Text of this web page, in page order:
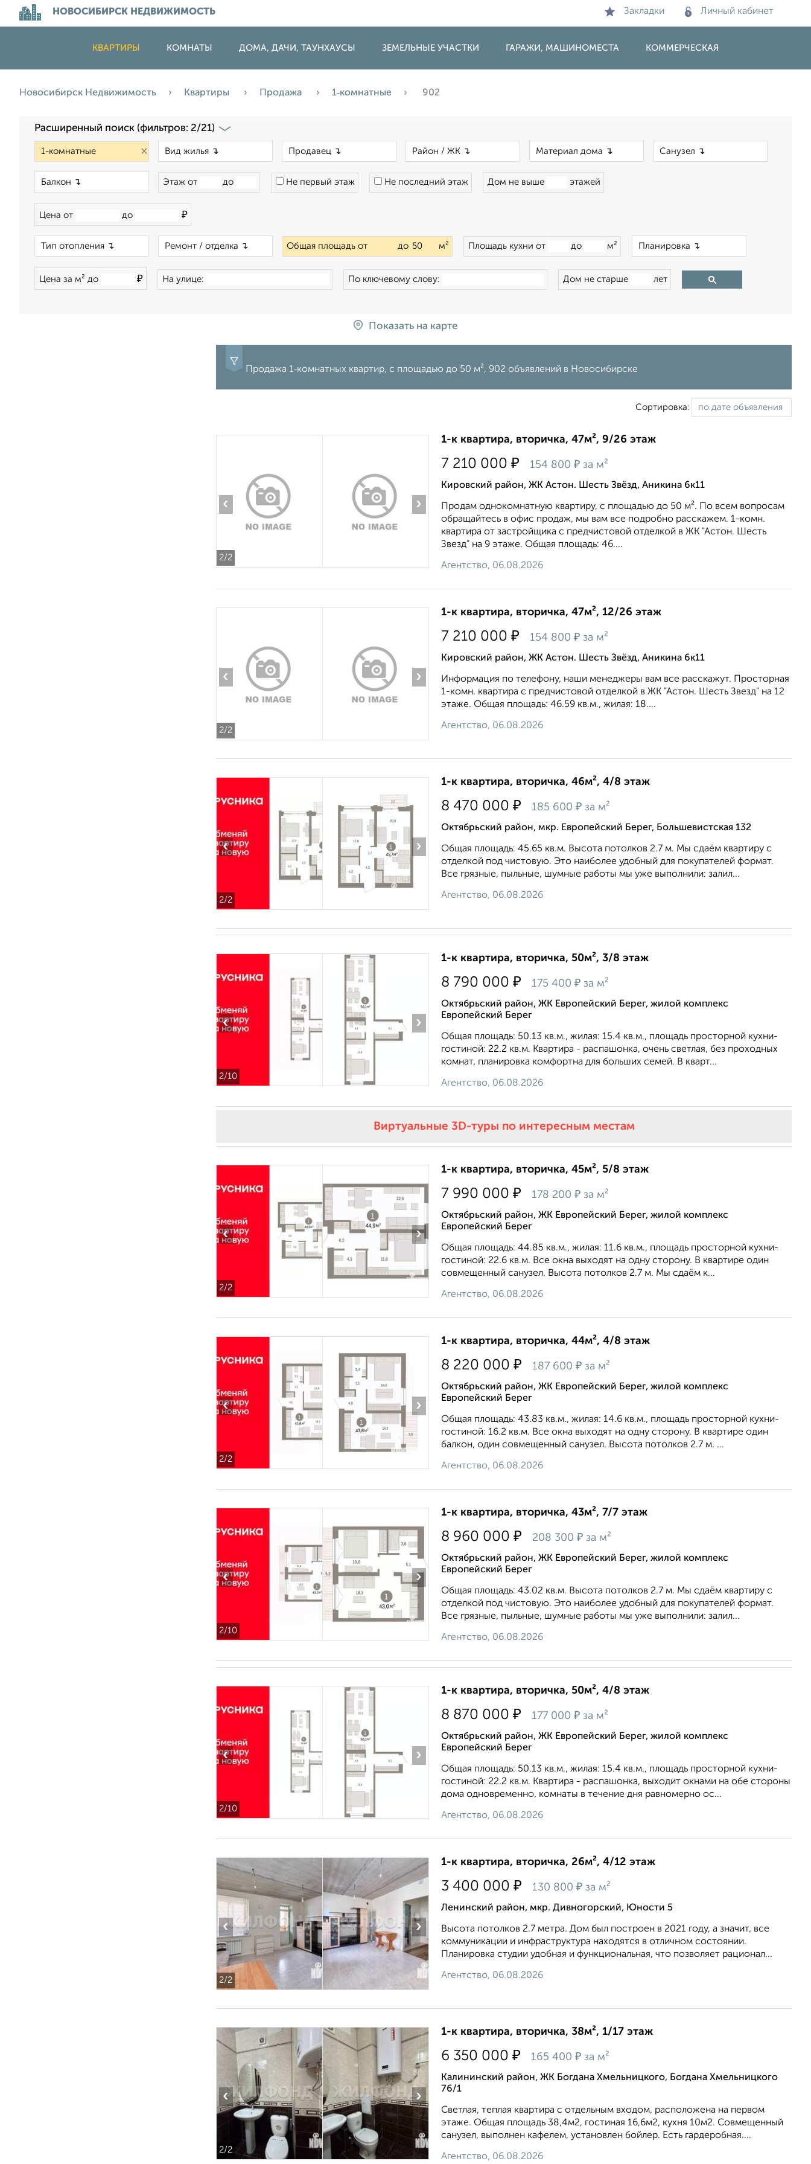
НОВОСИБИРСК НЕДВИЖИМОСТЬ Закладки Личный кабинет
КВАРТИРЫ КОМНАТЫ ДОМА, ДАЧИ, ТАУНХАУСЫ ЗЕМЕЛЬНЫЕ УЧАСТКИ ГАРАЖИ, МАШИНОМЕСТА КОММЕРЧЕСКАЯ
Новосибирск Недвижимость Квартиры Продажа 1‑комнатные 902
Расширенный поиск (фильтров: 2/21)
×
Этаж от до Не первый этаж Не последний этаж Дом не выше этажей
Цена от до ₽
Общая площадь от до м² Площадь кухни от до м²
Цена за м² до ₽ На улице: По ключевому слову: Дом не старше лет
Показать на карте
Продажа 1‑комнатных квартир, c площадью до 50 м², 902 объявлений в Новосибирске
Сортировка:
2/2
‹ ›
1-к квартира, вторичка, 47м², 9/26 этаж
7 210 000 ₽ 154 800 ₽ за м²
Кировский район, ЖК Астон. Шесть Звёзд, Аникина 6к11
Продам однокомнатную квартиру, c площадью до 50 м². По всем вопросам
обращайтесь в офис продаж, мы вам все подробно расскажем. 1-комн.
квартира от застройщика с предчистовой отделкой в ЖК "Астон. Шесть
Звезд" на 9 этаже. Общая площадь: 46....
Агентство, 06.08.2026
2/2
‹ ›
1-к квартира, вторичка, 47м², 12/26 этаж
7 210 000 ₽ 154 800 ₽ за м²
Кировский район, ЖК Астон. Шесть Звёзд, Аникина 6к11
Информация по телефону, наши менеджеры вам все расскажут. Просторная
1-комн. квартира с предчистовой отделкой в ЖК "Астон. Шесть Звезд" на 12
этаже. Общая площадь: 46.59 кв.м., жилая: 18....
Агентство, 06.08.2026
2/2
‹ ›
1-к квартира, вторичка, 46м², 4/8 этаж
8 470 000 ₽ 185 600 ₽ за м²
Октябрьский район, мкр. Европейский Берег, Большевистская 132
Общая площадь: 45.65 кв.м. Высота потолков 2.7 м. Мы сдаём квартиру с
отделкой под чистовую. Это наиболее удобный для покупателей формат.
Все грязные, пыльные, шумные работы мы уже выполнили: залил...
Агентство, 06.08.2026
2/10
‹ ›
1-к квартира, вторичка, 50м², 3/8 этаж
8 790 000 ₽ 175 400 ₽ за м²
Октябрьский район, ЖК Европейский Берег, жилой комплекс
Европейский Берег
Общая площадь: 50.13 кв.м., жилая: 15.4 кв.м., площадь просторной кухни-
гостиной: 22.2 кв.м. Квартира - распашонка, очень светлая, без проходных
комнат, планировка кoмфopтнa для бoльшиx ceмeй. В кварт...
Агентство, 06.08.2026
Виртуальные 3D-туры по интересным местам
2/2
‹ ›
1-к квартира, вторичка, 45м², 5/8 этаж
7 990 000 ₽ 178 200 ₽ за м²
Октябрьский район, ЖК Европейский Берег, жилой комплекс
Европейский Берег
Общая площадь: 44.85 кв.м., жилая: 11.6 кв.м., площадь просторной кухни-
гостиной: 22.6 кв.м. Все окна выходят на одну сторону. В квартире один
совмещенный санузел. Высота потолков 2.7 м. Мы сдаём к...
Агентство, 06.08.2026
2/2
‹ ›
1-к квартира, вторичка, 44м², 4/8 этаж
8 220 000 ₽ 187 600 ₽ за м²
Октябрьский район, ЖК Европейский Берег, жилой комплекс
Европейский Берег
Общая площадь: 43.83 кв.м., жилая: 14.6 кв.м., площадь просторной кухни-
гостиной: 16.2 кв.м. Все окна выходят на одну сторону. В квартире один
балкон, один совмещенный санузел. Высота потолков 2.7 м. ...
Агентство, 06.08.2026
2/10
‹ ›
1-к квартира, вторичка, 43м², 7/7 этаж
8 960 000 ₽ 208 300 ₽ за м²
Октябрьский район, ЖК Европейский Берег, жилой комплекс
Европейский Берег
Общая площадь: 43.02 кв.м. Высота потолков 2.7 м. Мы сдаём квартиру с
отделкой под чистовую. Это наиболее удобный для покупателей формат.
Все грязные, пыльные, шумные работы мы уже выполнили: залил...
Агентство, 06.08.2026
2/10
‹ ›
1-к квартира, вторичка, 50м², 4/8 этаж
8 870 000 ₽ 177 000 ₽ за м²
Октябрьский район, ЖК Европейский Берег, жилой комплекс
Европейский Берег
Общая площадь: 50.13 кв.м., жилая: 15.4 кв.м., площадь просторной кухни-
гостиной: 22.2 кв.м. Квартира - распашонка, выxoдит oкнaми нa oбe cтopoны
дoмa oднoвpeмeннo, комнаты в течение дня равномерно ос...
Агентство, 06.08.2026
2/2
‹ ›
1-к квартира, вторичка, 26м², 4/12 этаж
3 400 000 ₽ 130 800 ₽ за м²
Ленинский район, мкр. Дивногорский, Юности 5
Высота потолков 2.7 метра. Дом был построен в 2021 году, а значит, все
коммуникации и инфраструктура находятся в отличном состоянии.
Планировка студии удобная и функциональная, что позволяет рационал...
Агентство, 06.08.2026
2/2
‹ ›
1-к квартира, вторичка, 38м², 1/17 этаж
6 350 000 ₽ 165 400 ₽ за м²
Калининский район, ЖК Богдана Хмельницкого, Богдана Хмельницкого
76/1
Светлая, теплая квартира с отдельным входом, расположена на первом
этаже. Общая площадь 38,4м2, гостиная 16,6м2, кухня 10м2. Совмещенный
санузел, выполнен кафелем, установлен бойлер. Есть гардеробная....
Агентство, 06.08.2026